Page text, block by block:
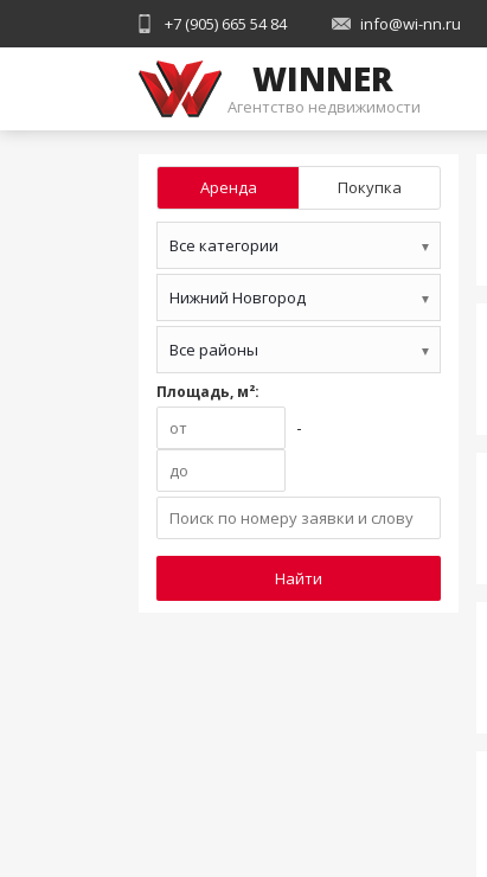
+7 (905) 665 54 84 info@wi-nn.ru
WINNER
Агентство недвижимости
Аренда Покупка
Все категории ▼
Нижний Новгород ▼
Все районы ▼
Площадь, м²:
-
Найти